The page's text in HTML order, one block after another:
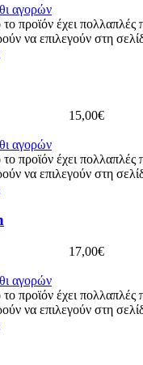
αγορών
προϊόν έχει πολλαπλές
να επιλεγούν στη
15,00€
αγορών
προϊόν έχει πολλαπλές
να επιλεγούν στη
17,00€
αγορών
προϊόν έχει πολλαπλές
να επιλεγούν στη